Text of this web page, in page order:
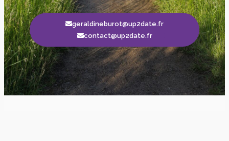
geraldineburot@up2date.fr
contact@up2date.fr